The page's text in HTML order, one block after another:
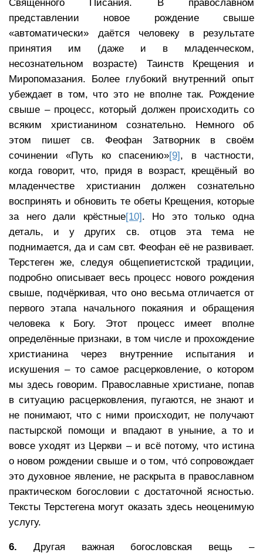
Священного Писания. В православном
представлении новое рождение свыше
«автоматически» даётся человеку в результате
принятия им (даже и в младенческом,
несознательном возрасте) Таинств Крещения и
Миропомазания. Более глубокий внутренний опыт
убеждает в том, что это не вполне так. Рождение
свыше – процесс, который должен происходить со
всяким христианином сознательно. Немного об
этом пишет св. Феофан Затворник в своём
сочинении «Путь ко спасению»[9], в частности,
когда говорит, что, придя в возраст, крещёный во
младенчестве христианин должен сознательно
воспринять и обновить те обеты Крещения, которые
за него дали крёстные[10]. Но это только одна
деталь, и у других св. отцов эта тема не
поднимается, да и сам свт. Феофан её не развивает.
Терстеген же, следуя общепиетистской традиции,
подробно описывает весь процесс нового рождения
свыше, подчёркивая, что оно весьма отличается от
первого этапа начального покаяния и обращения
человека к Богу. Этот процесс имеет вполне
определённые признаки, в том числе и прохождение
христианина через внутренние испытания и
искушения – то самое расцерковление, о котором
мы здесь говорим. Православные христиане, попав
в ситуацию расцерковления, пугаются, не знают и
не понимают, что с ними происходит, не получают
пастырской помощи и впадают в уныние, а то и
вовсе уходят из Церкви – и всё потому, что истина
о новом рождении свыше и о том, что́ сопровождает
это духовное явление, не раскрыта в православном
практическом богословии с достаточной ясностью.
Тексты Терстегена могут оказать здесь неоценимую
услугу.
6. Другая важная богословская вещь –